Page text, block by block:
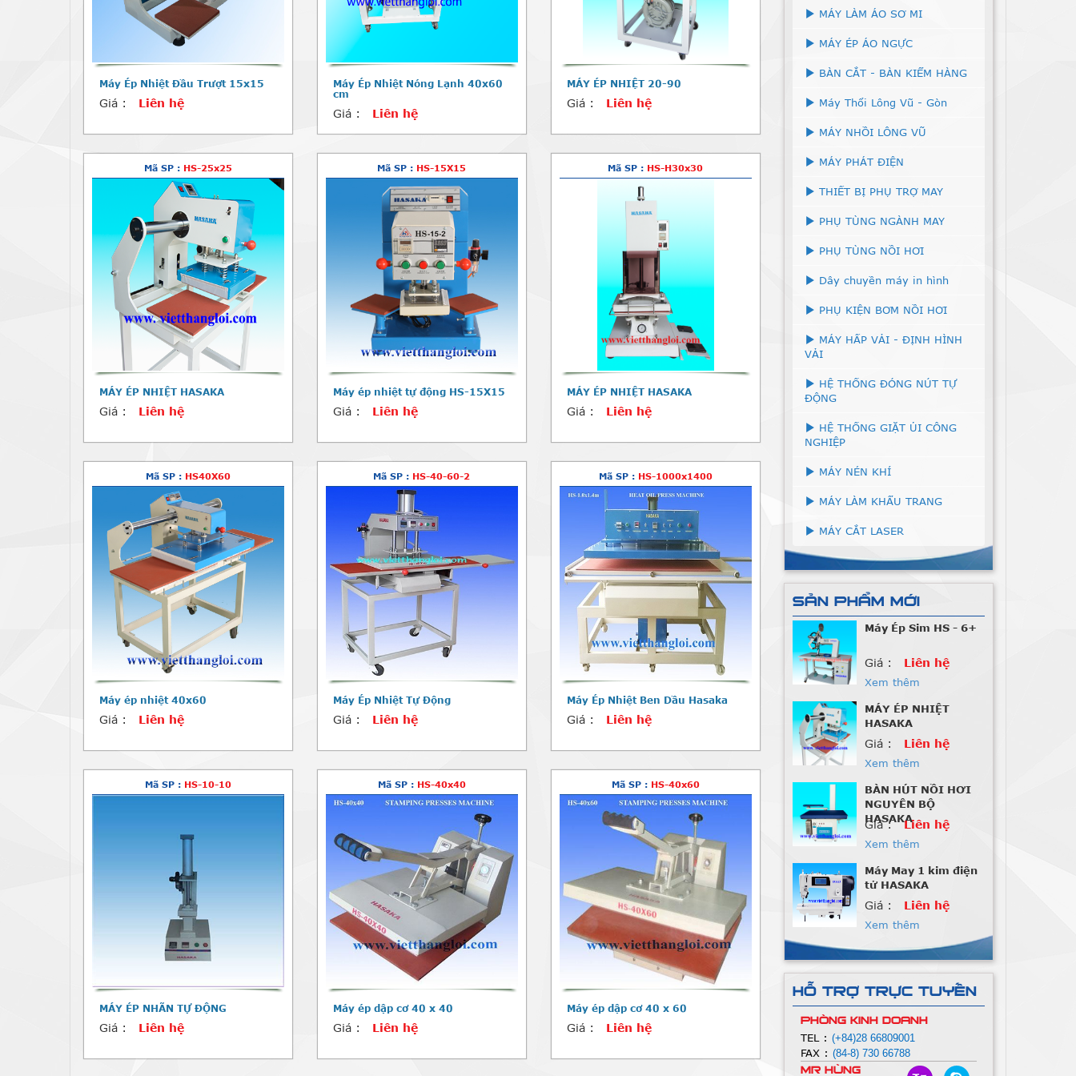
Máy Ép Nhiệt Đầu Trượt 15x15
Giá : Liên hệ
Máy Ép Nhiệt Nóng Lạnh 40x60
cm
Giá : Liên hệ
MÁY ÉP NHIỆT 20-90
Giá : Liên hệ
Mã SP : HS-25x25
MÁY ÉP NHIỆT HASAKA
Giá : Liên hệ
Mã SP : HS-15X15
Máy ép nhiệt tự động HS-15X15
Giá : Liên hệ
Mã SP : HS-H30x30
MÁY ÉP NHIỆT HASAKA
Giá : Liên hệ
Mã SP : HS40X60
Máy ép nhiệt 40x60
Giá : Liên hệ
Mã SP : HS-40-60-2
Máy Ép Nhiệt Tự Động
Giá : Liên hệ
Mã SP : HS-1000x1400
Máy Ép Nhiệt Ben Dầu Hasaka
Giá : Liên hệ
Mã SP : HS-10-10
MÁY ÉP NHÃN TỰ ĐỘNG
Giá : Liên hệ
Mã SP : HS-40x40
Máy ép dập cơ 40 x 40
Giá : Liên hệ
Mã SP : HS-40x60
Máy ép dập cơ 40 x 60
Giá : Liên hệ
MÁY LÀM ÁO SƠ MI
MÁY ÉP ÁO NGỰC
BÀN CẮT - BÀN KIỂM HÀNG
Máy Thổi Lông Vũ - Gòn
MÁY NHỒI LÔNG VŨ
MÁY PHÁT ĐIỆN
THIẾT BỊ PHỤ TRỢ MAY
PHỤ TÙNG NGÀNH MAY
PHỤ TÙNG NỒI HƠI
Dây chuyền máy in hình
PHỤ KIỆN BƠM NỒI HƠI
MÁY HẤP VẢI - ĐỊNH HÌNH
VẢI
HỆ THỐNG ĐÓNG NÚT TỰ
ĐỘNG
HỆ THỐNG GIẶT ỦI CÔNG
NGHIỆP
MÁY NÉN KHÍ
MÁY LÀM KHẨU TRANG
MÁY CẮT LASER
SẢN PHẨM MỚI
Máy Ép Sim HS - 6+
Giá : Liên hệ
Xem thêm
MÁY ÉP NHIỆT
HASAKA
Giá : Liên hệ
Xem thêm
BÀN HÚT NỒI HƠI
NGUYÊN BỘ
HASAKA
Giá : Liên hệ
Xem thêm
Máy May 1 kim điện
tử HASAKA
Giá : Liên hệ
Xem thêm
Máy Nhồi Lông Vũ
Giá : Liên hệ
Xem thêm
Máy Nhồi Lông Vũ
Liên hệ
HỖ TRỢ TRỰC TUYẾN
PHÒNG KINH DOANH
TEL : (+84)28 66809001
FAX : (84-8) 730 66788
Mr Hùng